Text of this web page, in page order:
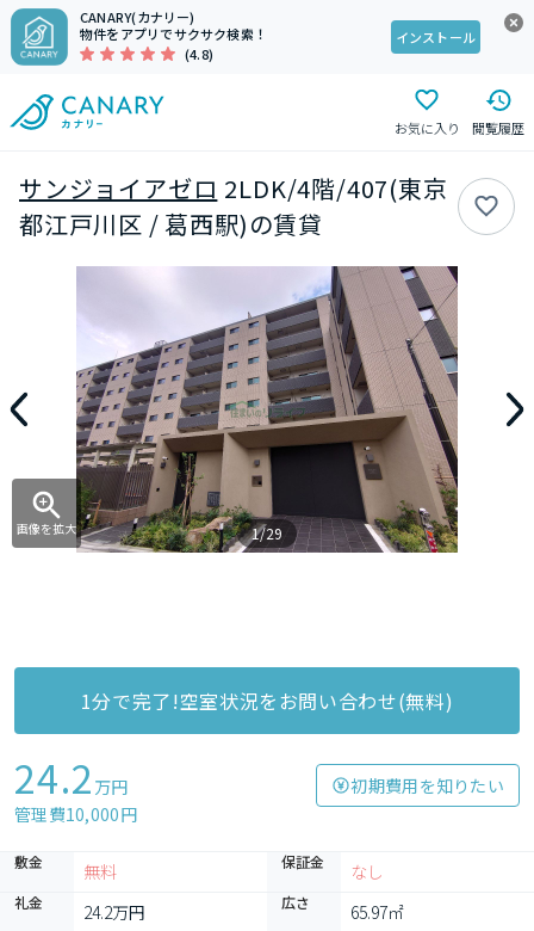
CANARY(カナリー)
物件をアプリでサクサク検索！
(4.8)
インストール
お気に入り 閲覧履歴
サンジョイアゼロ 2LDK/4階/407(東京
都江戸川区 / 葛西駅)の賃貸
画像を拡大 1/29
1分で完了!空室状況をお問い合わせ(無料)
24.2 万円
管理費10,000円
初期費用を知りたい
敷金 無料 保証金 なし
礼金 24.2万円 広さ 65.97㎡